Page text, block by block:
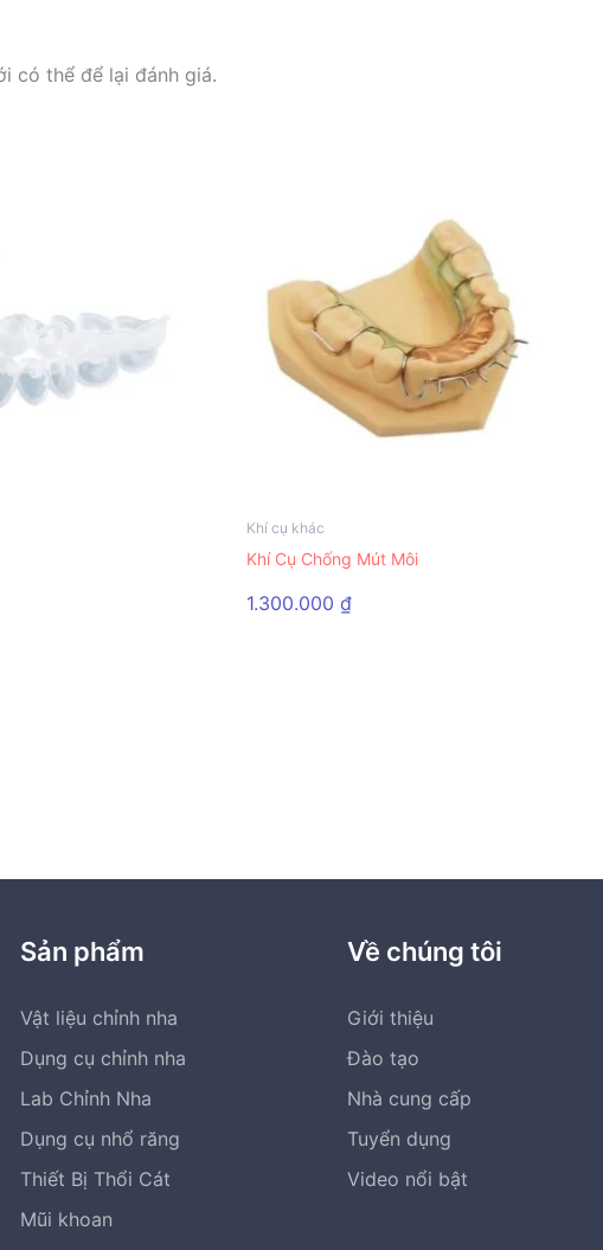
có thể để lại đánh giá.
Khí cụ khác
Khí Cụ Chống Mút Môi
1.300.000₫
Sản phẩm
Vật liệu chỉnh nha
Dụng cụ chỉnh nha
Lab Chỉnh Nha
Dụng cụ nhổ răng
Thiết Bị Thổi Cát
Mũi khoan
Về chúng tôi
Giới thiệu
Đào tạo
Nhà cung cấp
Tuyển dụng
Video nổi bật